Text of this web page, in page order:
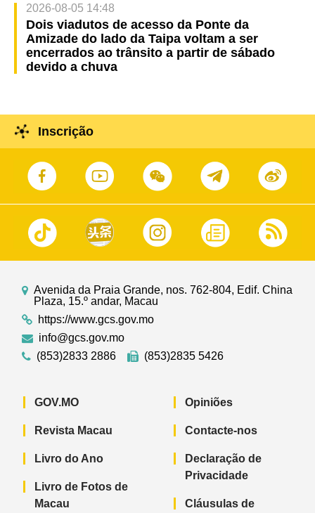
2026-08-05 14:48
Dois viadutos de acesso da Ponte da
Amizade do lado da Taipa voltam a ser
encerrados ao trânsito a partir de sábado
devido a chuva
Inscrição
Avenida da Praia Grande, nos. 762-804, Edif. China
Plaza, 15.º andar, Macau
https://www.gcs.gov.mo
info@gcs.gov.mo
(853)2833 2886
(853)2835 5426
GOV.MO
Revista Macau
Livro do Ano
Livro de Fotos de
Macau
Opiniões
Contacte-nos
Declaração de
Privacidade
Cláusulas de